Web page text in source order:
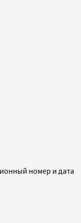
номер и дата